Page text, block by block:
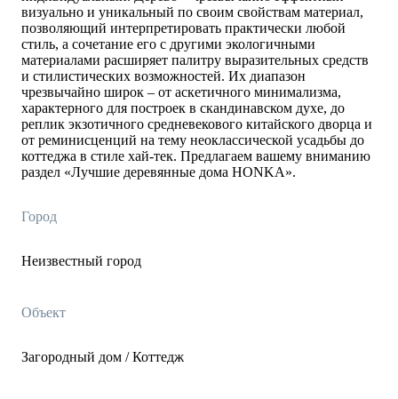
визуально и уникальный по своим свойствам материал,
позволяющий интерпретировать практически любой
стиль, а сочетание его с другими экологичными
материалами расширяет палитру выразительных средств
и стилистических возможностей. Их диапазон
чрезвычайно широк – от аскетичного минимализма,
характерного для построек в скандинавском духе, до
реплик экзотичного средневекового китайского дворца и
от реминисценций на тему неоклассической усадьбы до
коттеджа в стиле хай-тек. Предлагаем вашему вниманию
раздел «Лучшие деревянные дома HONKA».
Город
Неизвестный город
Объект
Загородный дом / Коттедж